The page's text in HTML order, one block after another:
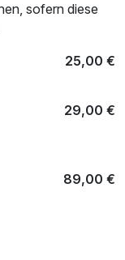
sofern diese
25,00 €
29,00 €
89,00 €